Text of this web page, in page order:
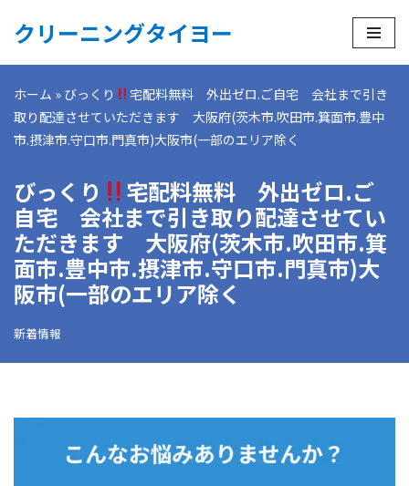
コ
テ
ン
ツ
ス
キ
ッ
プ
クリーニングタイヨー
ホーム » びっくり
宅配料無料 外出ゼロ.ご自宅 会社まで引き
取り配達させていただきます 大阪府(茨木市.吹田市.箕面市.豊中
市.摂津市.守口市.門真市)大阪市(一部のエリア除く
びっくり
宅配料無料 外出ゼロ.ご
自宅 会社まで引き取り配達させてい
ただきます 大阪府(茨木市.吹田市.箕
面市.豊中市.摂津市.守口市.門真市)大
阪市(一部のエリア除く
新着情報